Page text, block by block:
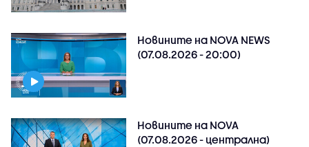
Новините на NOVA NEWS
(07.08.2026 - 20:00)
Новините на NOVA
(07.08.2026 - централна)